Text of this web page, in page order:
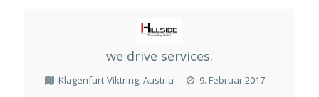
we drive services.
Klagenfurt-Viktring, Austria
9. Februar 2017